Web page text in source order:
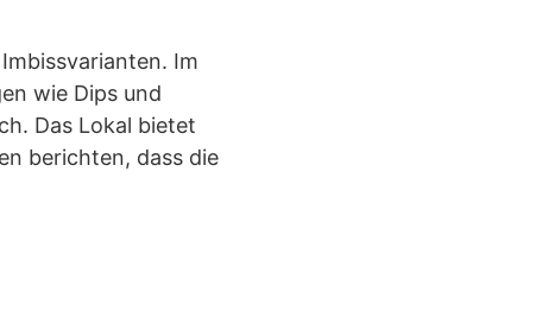
Im
wie Dips und
Das Lokal bietet
berichten, dass die